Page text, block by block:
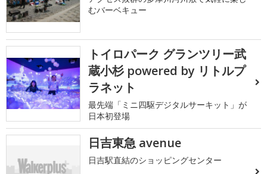
むバーベキュー
トイロパーク グランツリー武
蔵小杉 powered by リトルプ
ラネット
最先端「ミニ四駆デジタルサーキット」が
日本初登場
日吉東急 avenue
日吉駅直結のショッピングセンター